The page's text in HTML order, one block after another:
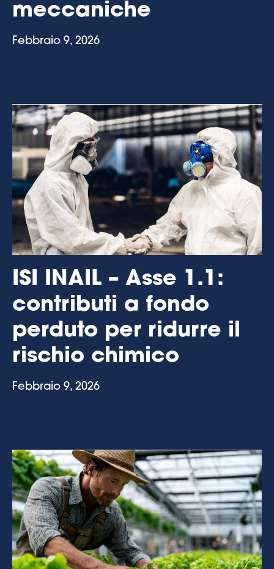
meccaniche
Febbraio 9, 2026
ISI INAIL – Asse 1.1:
contributi a fondo
perduto per ridurre il
rischio chimico
Febbraio 9, 2026